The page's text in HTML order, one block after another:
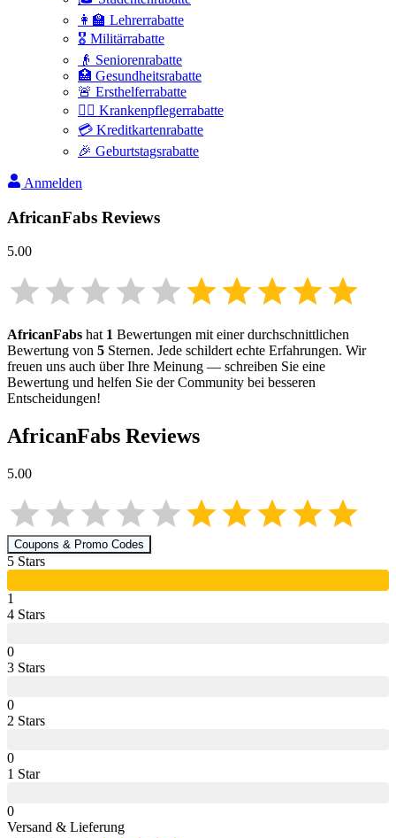
👩‍🏫 Lehrerrabatte
🎖️ Militärrabatte
👴 Seniorenrabatte
🏥 Gesundheitsrabatte
🚨 Ersthelferrabatte
👩‍⚕️ Krankenpflegerrabatte
💳 Kreditkartenrabatte
🎉 Geburtstagsrabatte
Anmelden
AfricanFabs Reviews
5.00
AfricanFabs hat 1 Bewertungen mit einer durchschnittlichen
Bewertung von 5 Sternen. Jede schildert echte Erfahrungen. Wir
freuen uns auch über Ihre Meinung — schreiben Sie eine
Bewertung und helfen Sie der Community bei besseren
Entscheidungen!
AfricanFabs Reviews
5.00
Coupons & Promo Codes
5 Stars
1
4 Stars
0
3 Stars
0
2 Stars
0
1 Star
0
Versand & Lieferung